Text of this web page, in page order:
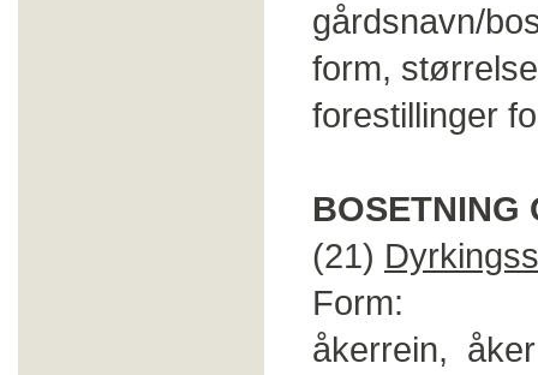
gårdsnavn/
form,
forestillinger
BOSETNING
(21)
Form:
åkerrein,